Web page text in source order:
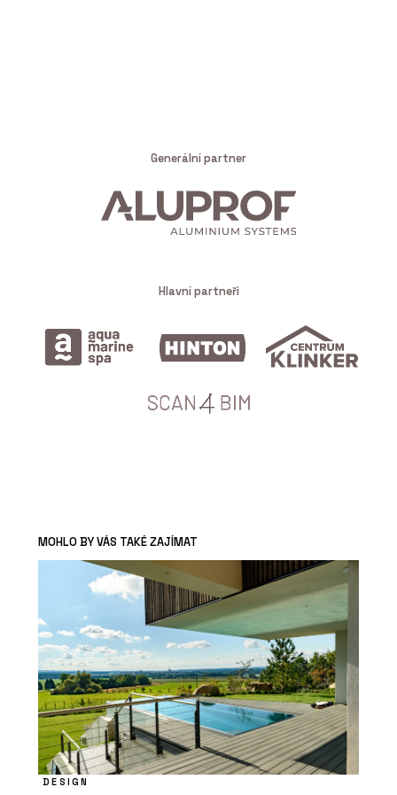
Generální partner
Hlavní partneři
MOHLO BY VÁS TAKÉ ZAJÍMAT
DESIGN